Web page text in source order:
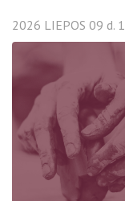
2026 LIEPOS 09 d.